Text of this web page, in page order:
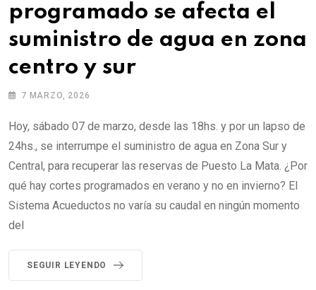
programado se afecta el
suministro de agua en zona
centro y sur
7 MARZO, 2026
Hoy, sábado 07 de marzo, desde las 18hs. y por un lapso de
24hs., se interrumpe el suministro de agua en Zona Sur y
Central, para recuperar las reservas de Puesto La Mata. ¿Por
qué hay cortes programados en verano y no en invierno? El
Sistema Acueductos no varía su caudal en ningún momento
del
SEGUIR LEYENDO